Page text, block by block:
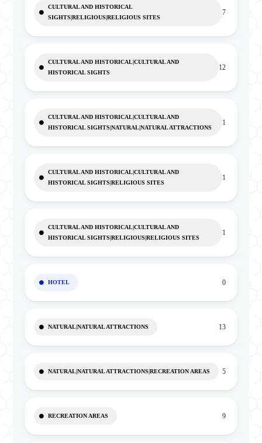
CULTURAL AND HISTORICAL
SIGHTS|RELIGIOUS|RELIGIOUS SITES
7
CULTURAL AND HISTORICAL|CULTURAL AND
HISTORICAL SIGHTS
12
CULTURAL AND HISTORICAL|CULTURAL AND
HISTORICAL SIGHTS|NATURAL|NATURAL ATTRACTIONS
1
CULTURAL AND HISTORICAL|CULTURAL AND
HISTORICAL SIGHTS|RELIGIOUS SITES
1
CULTURAL AND HISTORICAL|CULTURAL AND
HISTORICAL SIGHTS|RELIGIOUS|RELIGIOUS SITES
1
HOTEL 0
NATURAL|NATURAL ATTRACTIONS 13
NATURAL|NATURAL ATTRACTIONS|RECREATION AREAS 5
RECREATION AREAS 9